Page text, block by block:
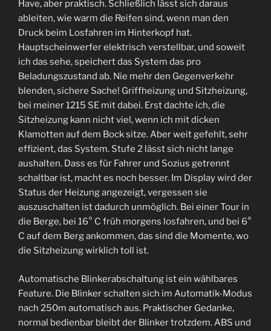
Have, aber praktisch. Schließlich lässt sich daraus
ableiten, wie warm die Reifen sind, wenn man den
Druck beim Losfahren im Hinterkopf hat.
Hauptscheinwerfer elektrisch verstellbar, und soweit
ich das sehe, speichert das System das pro
Beladungszustand ab. Nie mehr den Gegenverkehr
blenden, sichere Sache! Griffheizung und Sitzheizung,
bei meiner 1215 SE mit dabei. Erst dachte ich, die
Sitzheizung kann nicht viel, wenn ich mit dicken
Klamotten auf dem Bock sitze. Aber weit gefehlt, sehr
effizient, das System. Stufe 2 lässt sich nicht lange
aushalten. Dass es für Fahrer und Sozius getrennt
schaltbar ist, macht es noch besser. Im Display wird der
Status der Heizung angezeigt, vergessen sie
auszuschalten ist dadurch unmöglich. Bei einer Tour in
die Berge, bei 16° C früh morgens losfahren, und bei 6°
C auf dem Berg ankommen, das sind die Momente, wo
die Sitzheizung wirklich toll ist.
Automatische Blinkerabschaltung ist ein wählbares
Feature. Die Blinker schalten sich im Automatik-Modus
nach 250m automatisch aus. Praktischer Gedanke,
normal bedienbar bleibt der Blinker trotzdem. ABS und